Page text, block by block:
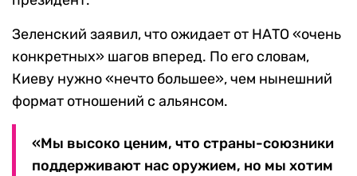
Зеленский заявил, что ожидает от НАТО «очень
конкретных» шагов вперед. По его словам,
Киеву нужно «нечто большее», чем нынешний
формат отношений с альянсом.
«Мы высоко ценим, что страны-союзники
поддерживают нас оружием, но мы хотим